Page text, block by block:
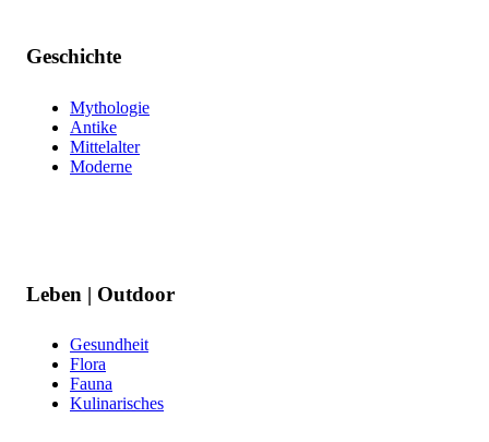
Geschichte
Mythologie
Antike
Mittelalter
Moderne
Leben | Outdoor
Gesundheit
Flora
Fauna
Kulinarisches